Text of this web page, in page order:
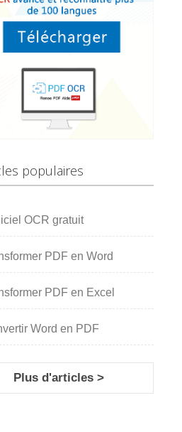
populaires
OCR gratuit
PDF en Word
PDF en Excel
Word en PDF
Plus d'articles >